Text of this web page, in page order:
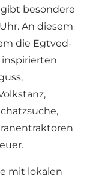
besondere
An diesem
die Egtved-
inspirierten
mit lokalen